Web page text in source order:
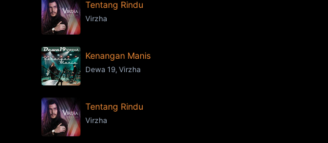
Tentang Rindu
Virzha
Kenangan Manis
Dewa 19, Virzha
Tentang Rindu
Virzha